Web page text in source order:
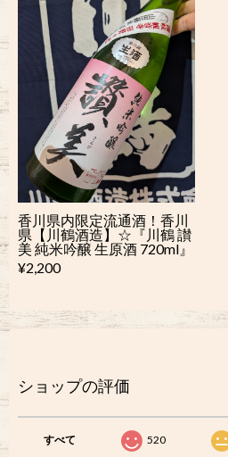
香川県内限定流通酒！香川
県【川鶴酒造】☆『川鶴 讃
美 純米吟醸 生原酒 720ml』
¥2,200
ショップの評価
すべて 520